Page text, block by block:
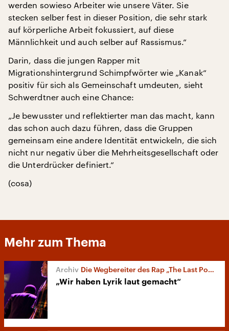
werden sowieso Arbeiter wie unsere Väter. Sie
stecken selber fest in dieser Position, die sehr stark
auf körperliche Arbeit fokussiert, auf diese
Männlichkeit und auch selber auf Rassismus.“
Darin, dass die jungen Rapper mit
Migrationshintergrund Schimpfwörter wie „Kanak“
positiv für sich als Gemeinschaft umdeuten, sieht
Schwerdtner auch eine Chance:
„Je bewusster und reflektierter man das macht, kann
das schon auch dazu führen, dass die Gruppen
gemeinsam eine andere Identität entwickeln, die sich
nicht nur negativ über die Mehrheitsgesellschaft oder
die Unterdrücker definiert.“
(cosa)
Mehr zum Thema
Die Wegbereiter des Rap „The Last Poets“
„Wir haben Lyrik laut gemacht“